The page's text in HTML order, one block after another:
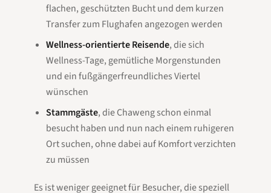
flachen, geschützten Bucht und dem kurzen
Transfer zum Flughafen angezogen werden
Wellness-orientierte Reisende, die sich
Wellness-Tage, gemütliche Morgenstunden
und ein fußgängerfreundliches Viertel
wünschen
Stammgäste, die Chaweng schon einmal
besucht haben und nun nach einem ruhigeren
Ort suchen, ohne dabei auf Komfort verzichten
zu müssen
Es ist weniger geeignet für Besucher, die speziell